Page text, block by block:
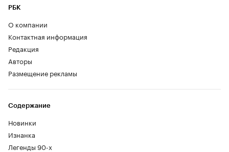
РБК
О компании
Контактная информация
Редакция
Авторы
Размещение рекламы
Содержание
Новинки
Изнанка
Легенды 90-х